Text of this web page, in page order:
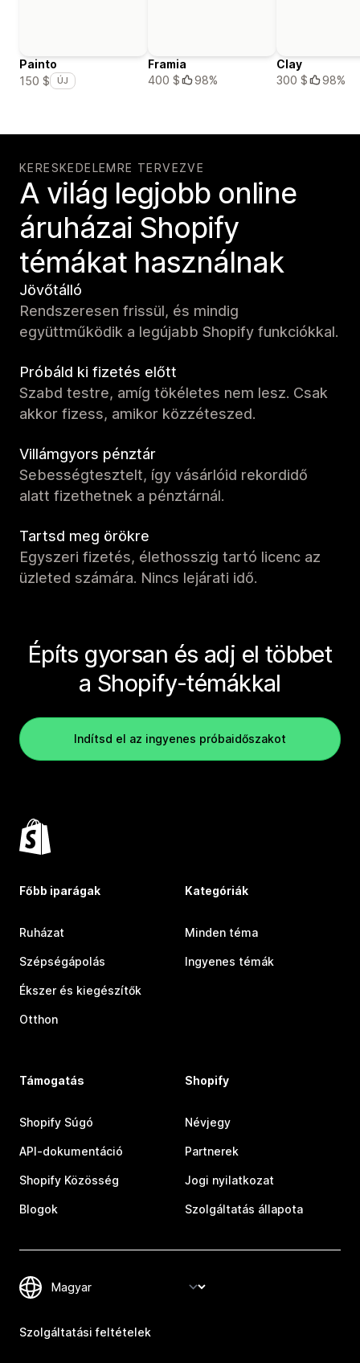
Painto
150 $
ÚJ
Framia
400 $
98%
Clay
300 $
98%
KERESKEDELEMRE TERVEZVE
A világ legjobb online
áruházai Shopify
témákat használnak
Jövőtálló
Rendszeresen frissül, és mindig
együttműködik a legújabb Shopify funkciókkal.
Próbáld ki fizetés előtt
Szabd testre, amíg tökéletes nem lesz. Csak
akkor fizess, amikor közzéteszed.
Villámgyors pénztár
Sebességtesztelt, így vásárlóid rekordidő
alatt fizethetnek a pénztárnál.
Tartsd meg örökre
Egyszeri fizetés, élethosszig tartó licenc az
üzleted számára. Nincs lejárati idő.
Építs gyorsan és adj el többet
a Shopify-témákkal
Indítsd el az ingyenes próbaidőszakot
Főbb iparágak
Ruházat
Szépségápolás
Ékszer és kiegészítők
Otthon
Kategóriák
Minden téma
Ingyenes témák
Támogatás
Shopify Súgó
API-dokumentáció
Shopify Közösség
Blogok
Shopify
Névjegy
Partnerek
Jogi nyilatkozat
Szolgáltatás állapota
Szolgáltatási feltételek